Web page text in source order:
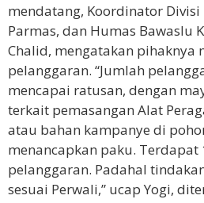
mendatang, Koordinator Divisi
Parmas, dan Humas Bawaslu
Chalid, mengatakan pihaknya
pelanggaran. “Jumlah
mencapai ratusan, dengan
terkait pemasangan Alat
atau bahan kampanye di
menancapkan paku. Terdapat
pelanggaran. Padahal
sesuai Perwali,” ucap Yogi,